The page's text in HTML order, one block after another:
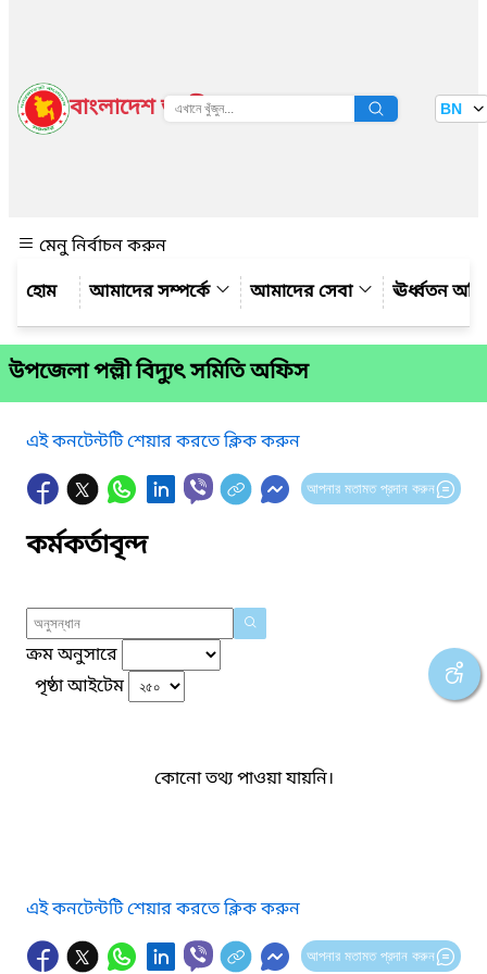
বাংলাদেশ জাতীয় তথ্য বাতায়ন BN
মেনু নির্বাচন করুন
আমাদের সম্পর্কে
আমাদের সেবা ঊর্ধ্বতন
উপজেলা পল্লী বিদ্যুৎ সমিতি অফিস
এই কনটেন্টটি শেয়ার করতে ক্লিক করুন
আপনার মতামত প্রদান করুন
কর্মকর্তাবৃন্দ
ক্রম অনুসারে
পৃষ্ঠা আইটেম
কোনো তথ্য পাওয়া যায়নি।
এই কনটেন্টটি শেয়ার করতে ক্লিক করুন
আপনার মতামত প্রদান করুন